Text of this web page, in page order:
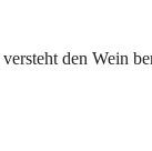
den Wein